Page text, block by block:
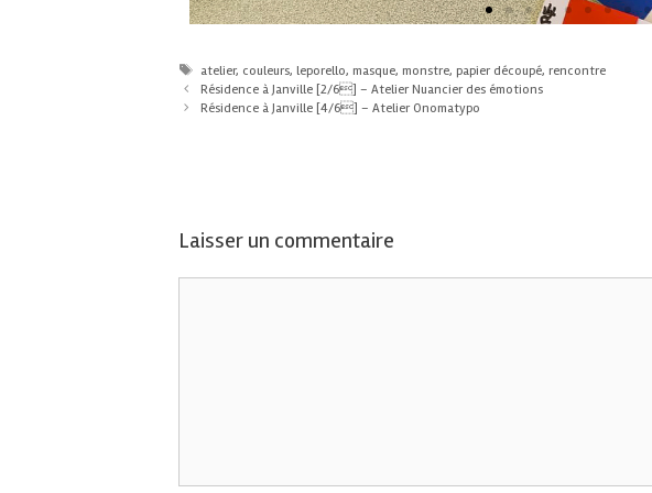
atelier, couleurs,leporello,masque,monstre,papier découpé,rencontre
Résidence à Janville [2/6] – Atelier Nuancier des émotions
Résidence à Janville [4/6] – Atelier Onomatypo
Laisser un commentaire